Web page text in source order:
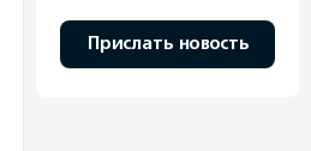
Прислать новость